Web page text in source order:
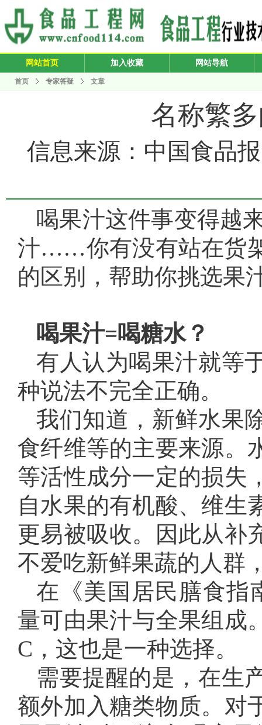
网站首页 加入收藏 网站导航
首页 专家答疑 文章
名称繁
信息来源：中国食品
喝果汁这件事变得越
汁……你有没有站在货
的区别，帮助你挑选果
喝果汁=喝糖水？
有人认为喝果汁就等
种说法不完全正确。
我们知道，新鲜水果
食纤维等的主要来源。
等活性成分一定的损失
自水果的有机酸、维生
更易被吸收。因此从补
不爱吃新鲜果蔬的人群
在《美国居民膳食指
量可由果汁与全果组成
C，这也是一种选择。
需要提醒的是，在生
额外加入糖类物质。对